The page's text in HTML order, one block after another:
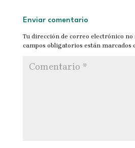
Enviar comentario
Tu dirección de correo electrónico no
campos obligatorios están marcados